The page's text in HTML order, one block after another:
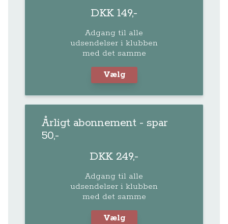
DKK 149,-
Adgang til alle
udsendelser i klubben
med det samme
Vælg
Årligt abonnement - spar
50,-
DKK 249,-
Adgang til alle
udsendelser i klubben
med det samme
Vælg